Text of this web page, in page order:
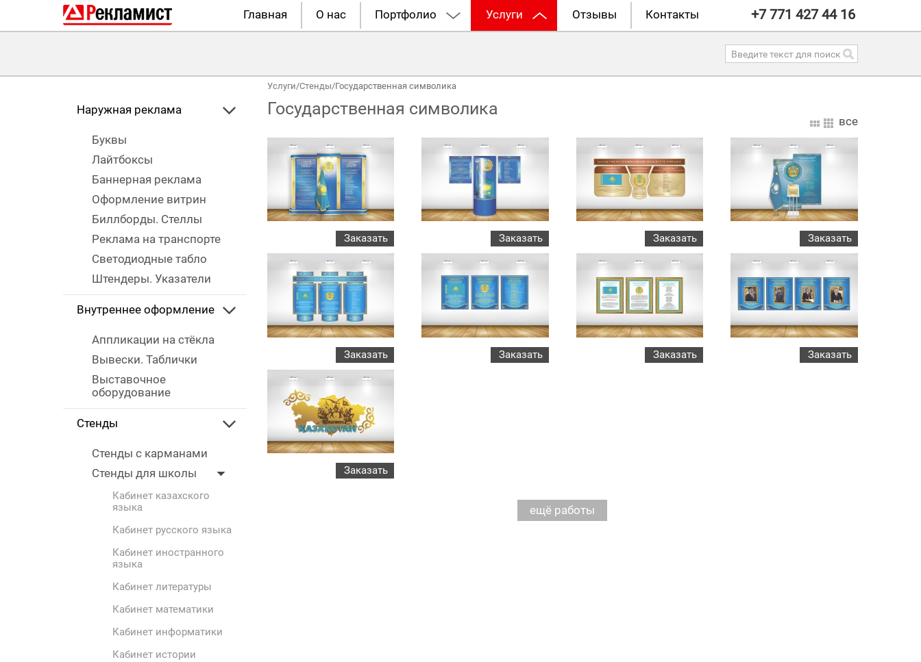
Главная О нас Портфолио Услуги Отзывы Контакты +7 771 427 44 16
Наружная реклама
Буквы
Лайтбоксы
Баннерная реклама
Оформление витрин
Биллборды. Стеллы
Реклама на транспорте
Светодиодные табло
Штендеры. Указатели
Внутреннее оформление
Аппликации на стёкла
Вывески. Таблички
Выставочное
оборудование
Стенды
Стенды с карманами
Стенды для школы
Кабинет казахского
языка
Кабинет русского языка
Кабинет иностранного
языка
Кабинет литературы
Кабинет математики
Кабинет информатики
Кабинет истории
Услуги/Стенды/Государственная символика
Государственная символика
все
Заказать Заказать Заказать Заказать
Заказать Заказать Заказать Заказать
Заказать